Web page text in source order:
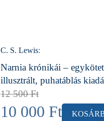
C. S. Lewis:
Narnia krónikái –
illusztrált, puhatáblás
12 500Ft
10 000 Ft